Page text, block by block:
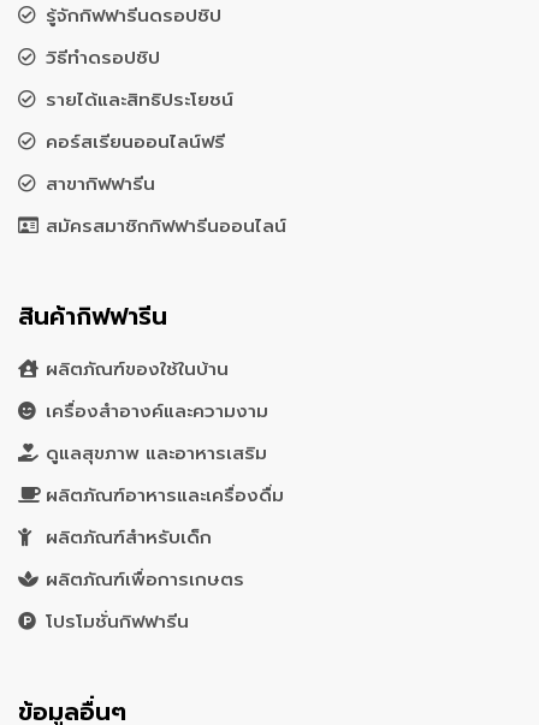
รู้จักกิฟฟารีนดรอปชิป
วิธีทำดรอปชิป
รายได้และสิทธิประโยชน์
คอร์สเรียนออนไลน์ฟรี
สาขากิฟฟารีน
สมัครสมาชิกกิฟฟารีนออนไลน์
สินค้ากิฟฟารีน
ผลิตภัณฑ์ของใช้ในบ้าน
เครื่องสำอางค์และความงาม
ดูแลสุขภาพ และอาหารเสริม
ผลิตภัณฑ์อาหารและเครื่องดื่ม
ผลิตภัณฑ์สำหรับเด็ก
ผลิตภัณฑ์เพื่อการเกษตร
โปรโมชั่นกิฟฟารีน
ข้อมูลอื่นๆ